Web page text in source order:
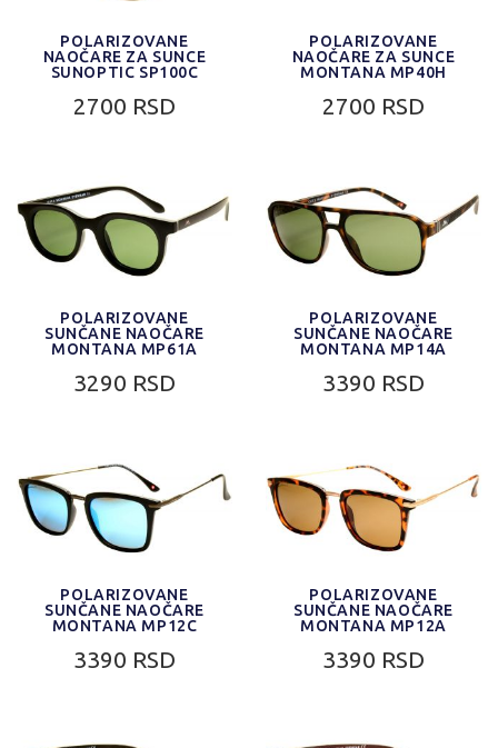
POLARIZOVANE
NAOČARE ZA SUNCE
SUNOPTIC SP100C
2700 RSD
POLARIZOVANE
NAOČARE ZA SUNCE
MONTANA MP40H
2700 RSD
POLARIZOVANE
SUNČANE NAOČARE
MONTANA MP61A
3290 RSD
POLARIZOVANE
SUNČANE NAOČARE
MONTANA MP14A
3390 RSD
POLARIZOVANE
SUNČANE NAOČARE
MONTANA MP12C
3390 RSD
POLARIZOVANE
SUNČANE NAOČARE
MONTANA MP12A
3390 RSD